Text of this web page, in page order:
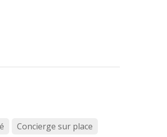
Concierge sur place